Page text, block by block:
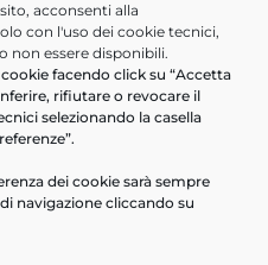
acconsenti alla
con l'uso dei cookie tecnici,
non essere disponibili.
facendo click su “Accetta
rifiutare o revocare il
selezionando la casella
dei cookie sarà sempre
navigazione cliccando su
09/2026